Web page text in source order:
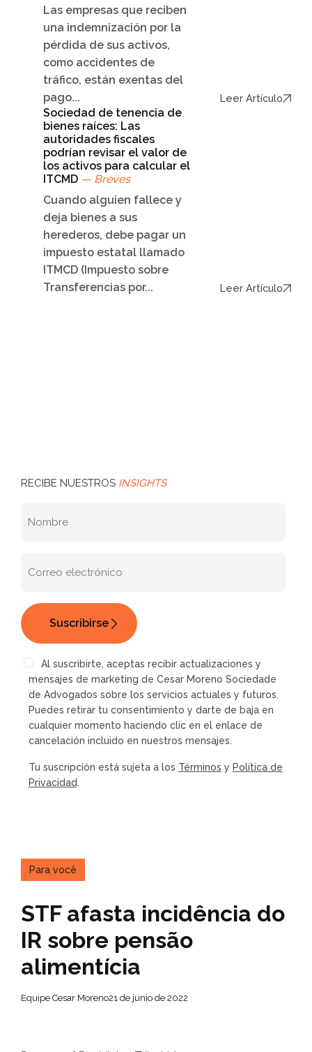
Las empresas que reciben
una indemnización por la
pérdida de sus activos,
como accidentes de
tráfico, están exentas del
pago...
Leer Artículo
Sociedad de tenencia de
bienes raíces: Las
autoridades fiscales
podrían revisar el valor de
los activos para calcular el
ITCMD — Breves
Cuando alguien fallece y
deja bienes a sus
herederos, debe pagar un
impuesto estatal llamado
ITMCD (Impuesto sobre
Transferencias por...
Leer Artículo
RECIBE NUESTROS INSIGHTS
Al suscribirte, aceptas recibir actualizaciones y
mensajes de marketing de Cesar Moreno Sociedade
de Advogados sobre los servicios actuales y futuros.
Puedes retirar tu consentimiento y darte de baja en
cualquier momento haciendo clic en el enlace de
cancelación incluido en nuestros mensajes.
Tu suscripción está sujeta a los Términos y Política de
Privacidad.
Para você
STF afasta incidência do
IR sobre pensão
alimentícia
Equipe Cesar Moreno21 de junio de 2022